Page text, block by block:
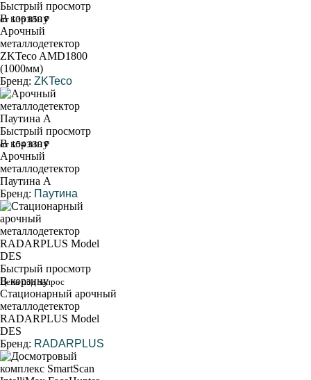
Быстрый просмотр
В корзину
от 136 850 ₽
Арочный
металлодетектор
ZKTeco AMD1800
(1000мм)
Бренд: ZKTeco
Быстрый просмотр
В корзину
от 154 330 ₽
Арочный
металлодетектор
Паутина А
Бренд: Паутина
Быстрый просмотр
В корзину
Цена под запрос
Стационарный арочный
металлодетектор
RADARPLUS Model
DES
Бренд: RADARPLUS